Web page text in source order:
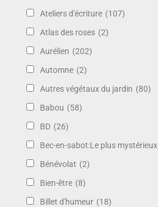
Ateliers d'écriture (107)
Atlas des roses (2)
Aurélien (202)
Automne (2)
Autres végétaux du jardin (80)
Babou (58)
BD (26)
Bec-en-sabot:Le plus
Bénévolat (2)
Bien-être (8)
Billet d'humeur (18)